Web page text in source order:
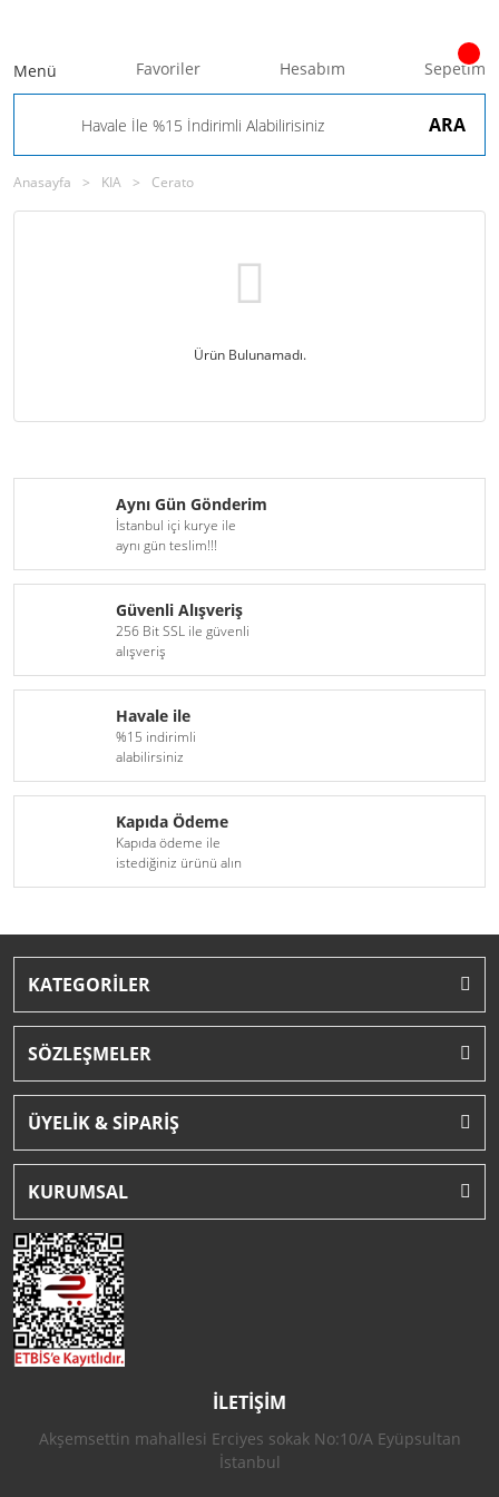
ARA
Menü Favoriler Hesabım Sepetim
Anasayfa KIA Cerato
Ürün Bulunamadı.
Aynı Gün Gönderim
İstanbul içi kurye ile
aynı gün teslim!!!
Güvenli Alışveriş
256 Bit SSL ile güvenli
alışveriş
Havale ile
%15 indirimli
alabilirsiniz
Kapıda Ödeme
Kapıda ödeme ile
istediğiniz ürünü alın
KATEGORİLER
SÖZLEŞMELER
ÜYELİK & SİPARİŞ
KURUMSAL
İLETİŞİM
Akşemsettin mahallesi Erciyes sokak No:10/A Eyüpsultan
İstanbul